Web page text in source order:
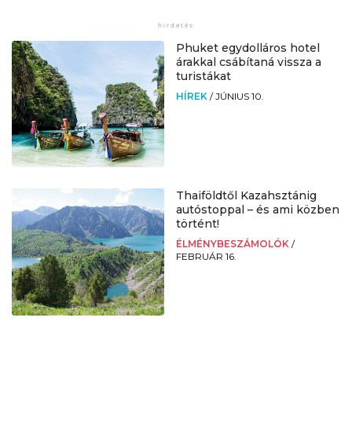
Phuket egydolláros hotel
árakkal csábítaná vissza a
turistákat
HÍREK /JÚNIUS 10.
Thaiföldtől Kazahsztánig
autóstoppal – és ami közben
történt!
ÉLMÉNYBESZÁMOLÓK /
FEBRUÁR 16.